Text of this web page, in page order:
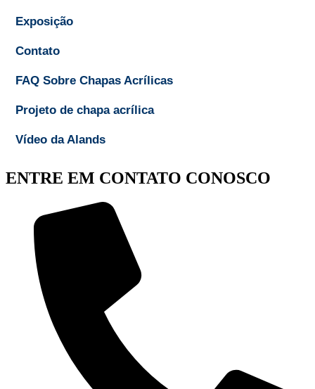
Exposição
Contato
FAQ Sobre Chapas Acrílicas
Projeto de chapa acrílica
Vídeo da Alands
ENTRE EM CONTATO CONOSCO